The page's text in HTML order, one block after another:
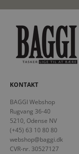
KONTAKT
BAGGI Webshop
Rugvang 36-40
5210, Odense NV
(+45) 63 10 80 80
webshop@baggi.dk
CVR-nr. 30527127